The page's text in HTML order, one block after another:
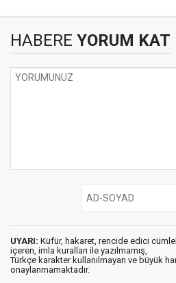
HABERE YORUM KAT
UYARI: Küfür, hakaret, rencide edici
içeren, imla kuralları ile yazılmamış,
Türkçe karakter kullanılmayan ve büyük
onaylanmamaktadır.